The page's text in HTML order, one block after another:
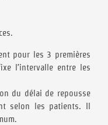
pour les 3 premières
l’intervalle entre les
du délai de repousse
selon les patients. Il